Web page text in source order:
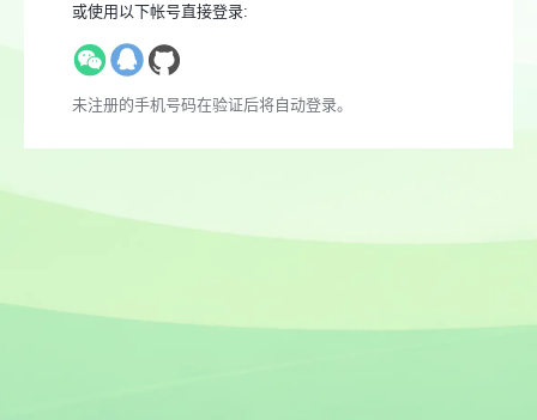
或使用以下帐号直接登录:
未注册的手机号码在验证后将自动登录。